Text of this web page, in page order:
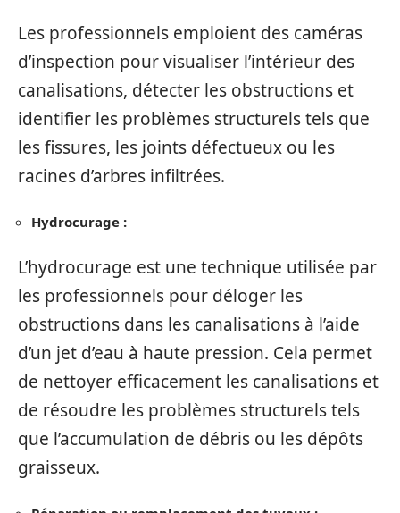
Les professionnels emploient des caméras
d’inspection pour visualiser l’intérieur des
canalisations, détecter les obstructions et
identifier les problèmes structurels tels que
les fissures, les joints défectueux ou les
racines d’arbres infiltrées.
Hydrocurage :
L’hydrocurage est une technique utilisée par
les professionnels pour déloger les
obstructions dans les canalisations à l’aide
d’un jet d’eau à haute pression. Cela permet
de nettoyer efficacement les canalisations et
de résoudre les problèmes structurels tels
que l’accumulation de débris ou les dépôts
graisseux.